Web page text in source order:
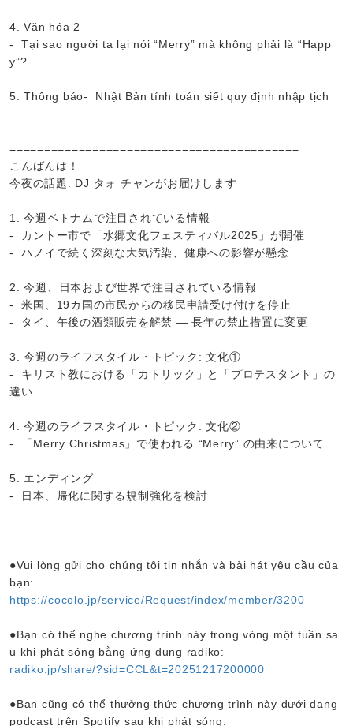
4. Văn hóa 2
- Tại sao người ta lại nói “Merry” mà không phải là “Happ
y”?
5. Thông báo- Nhật Bản tính toán siết quy định nhập tịch
==========================================
こんばんは！
今夜の話題: DJ タォ チャンがお届けします
1. 今週ベトナムで注目されている情報
- カントー市で「水郷文化フェスティバル2025」が開催
- ハノイで続く深刻な大気汚染、健康への影響が懸念
2. 今週、日本および世界で注目されている情報
- 米国、19カ国の市民からの移民申請受け付けを停止
- タイ、午後の酒類販売を解禁 ― 長年の禁止措置に変更
3. 今週のライフスタイル・トピック: 文化①
- キリスト教における「カトリック」と「プロテスタント」の
違い
4. 今週のライフスタイル・トピック: 文化②
- 「Merry Christmas」で使われる “Merry” の由来について
5. エンディング
- 日本、帰化に関する規制強化を検討
●Vui lòng gửi cho chúng tôi tin nhắn và bài hát yêu cầu của
bạn:
https://cocolo.jp/service/Request/index/member/3200
●Bạn có thể nghe chương trình này trong vòng một tuần sa
u khi phát sóng bằng ứng dụng radiko:
radiko.jp/share/?sid=CCL&t=20251217200000
●Bạn cũng có thể thưởng thức chương trình này dưới dạng
podcast trên Spotify sau khi phát sóng: